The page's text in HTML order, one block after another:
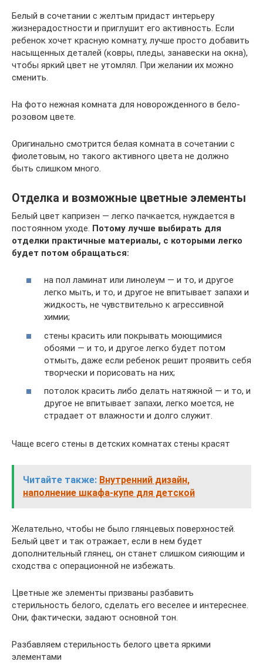
Белый в сочетании с желтым придаст интерьеру
жизнерадостности и приглушит его активность. Если
ребенок хочет красную комнату, лучше просто добавить
насыщенных деталей (ковры, пледы, занавески на окна),
чтобы яркий цвет не утомлял. При желании их можно
сменить.
На фото нежная комната для новорожденного в бело-
розовом цвете.
Оригинально смотрится белая комната в сочетании с
фиолетовым, но такого активного цвета не должно
быть слишком много.
Отделка и возможные цветные элементы
Белый цвет капризен — легко пачкается, нуждается в
постоянном уходе. Потому лучше выбирать для
отделки практичные материалы, с которыми легко
будет потом обращаться:
на пол ламинат или линолеум — и то, и другое
легко мыть, и то, и другое не впитывает запахи и
жидкость, не чувствительно к агрессивной
химии;
стены красить или покрывать моющимися
обоями — и то, и другое легко будет потом
отмыть, даже если ребенок решит проявить себя
творчески и порисовать на них;
потолок красить либо делать натяжной — и то, и
другое не впитывает запахи, легко моется, не
страдает от влажности и долго служит.
Чаще всего стены в детских комнатах стены красят
Читайте также: Внутренний дизайн,
наполнение шкафа-купе для детской
Желательно, чтобы не было глянцевых поверхностей.
Белый цвет и так отражает, если в нем будет
дополнительный глянец, он станет слишком сияющим и
сходства с операционной не избежать.
Цветные же элементы призваны разбавить
стерильность белого, сделать его веселее и интереснее.
Они, фактически, задают основной тон.
Разбавляем стерильность белого цвета яркими
элементами